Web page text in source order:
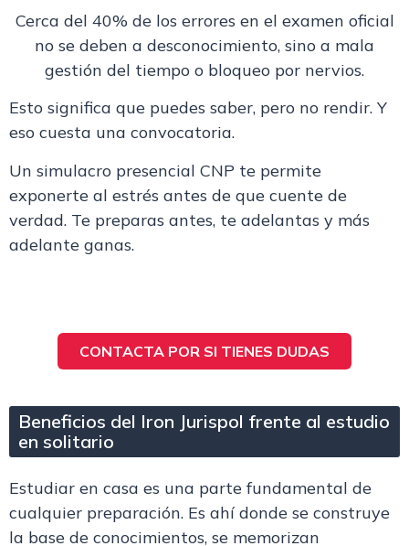
Cerca del 40% de los errores en el examen oficial
no se deben a desconocimiento, sino a mala
gestión del tiempo o bloqueo por nervios.
Esto significa que puedes saber, pero no rendir. Y
eso cuesta una convocatoria.
Un simulacro presencial CNP te permite
exponerte al estrés antes de que cuente de
verdad. Te preparas antes, te adelantas y más
adelante ganas.
CONTACTA POR SI TIENES DUDAS
Beneficios del Iron Jurispol frente al estudio
en solitario
Estudiar en casa es una parte fundamental de
cualquier preparación. Es ahí donde se construye
la base de conocimientos, se memorizan